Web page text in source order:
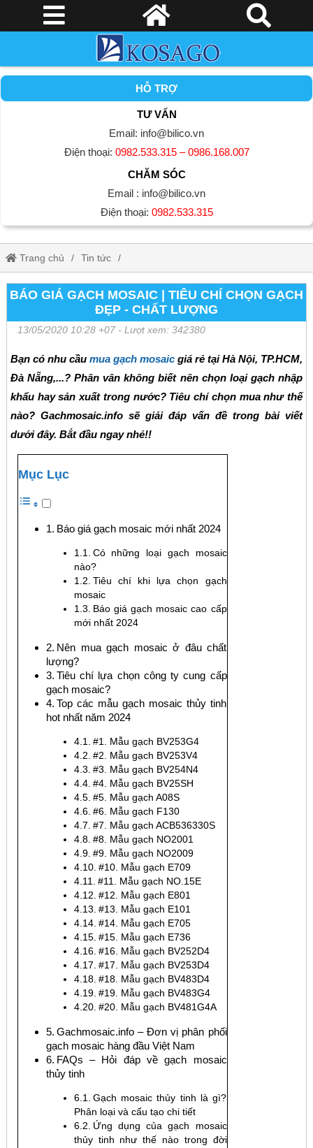
HỖ TRỢ
TƯ VẤN
Email: info@bilico.vn
Điện thoại: 0982.533.315 – 0986.168.007
CHĂM SÓC
Email : info@bilico.vn
Điện thoại: 0982.533.315
Trang chủ Tin tức
Báo giá gạch mosaic | Tiêu chí chọn gạch ĐẸP - CHẤT LƯỢNG
BÁO GIÁ GẠCH MOSAIC | TIÊU CHÍ CHỌN GẠCH
ĐẸP - CHẤT LƯỢNG
13/05/2020 10:28 +07 - Lượt xem: 342380
Bạn có nhu cầu mua gạch mosaic giá rẻ tại Hà Nội, TP.HCM,
Đà Nẵng,...? Phân vân không biết nên chọn loại gạch nhập
khẩu hay sản xuất trong nước? Tiêu chí chọn mua như thế
nào? Gachmosaic.info sẽ giải đáp vấn đề trong bài viết
dưới đây. Bắt đầu ngay nhé!!
Mục Lục
Báo giá gạch mosaic mới nhất 2024
Có những loại gạch mosaic
nào?
Tiêu chí khi lựa chọn gạch
mosaic
Báo giá gạch mosaic cao cấp
mới nhất 2024
Nên mua gạch mosaic ở đâu chất
lượng?
Tiêu chí lựa chọn công ty cung cấp
gạch mosaic?
Top các mẫu gạch mosaic thủy tinh
hot nhất năm 2024
#1. Mẫu gạch BV253G4
#2. Mẫu gạch BV253V4
#3. Mẫu gạch BV254N4
#4. Mẫu gạch BV25SH
#5. Mẫu gạch A08S
#6. Mẫu gạch F130
#7. Mẫu gạch ACB536330S
#8. Mẫu gạch NO2001
#9. Mẫu gạch NO2009
#10. Mẫu gạch E709
#11. Mẫu gạch NO.15E
#12. Mẫu gạch E801
#13. Mẫu gạch E101
#14. Mẫu gạch E705
#15. Mẫu gạch E736
#16. Mẫu gạch BV252D4
#17. Mẫu gạch BV253D4
#18. Mẫu gạch BV483D4
#19. Mẫu gạch BV483G4
#20. Mẫu gạch BV481G4A
Gachmosaic.info – Đơn vị phân phối
gạch mosaic hàng đầu Việt Nam
FAQs – Hỏi đáp về gạch mosaic
thủy tinh
Gạch mosaic thủy tinh là gì?
Phân loại và cấu tạo chi tiết
Ứng dụng của gạch mosaic
thủy tinh như thế nào trong đời